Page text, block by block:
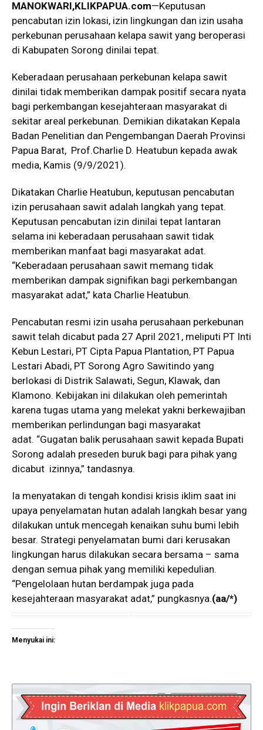
MANOKWARI,KLIKPAPUA.com—Keputusan
pencabutan izin lokasi, izin lingkungan dan izin usaha
perkebunan perusahaan kelapa sawit yang beroperasi
di Kabupaten Sorong dinilai tepat.
Keberadaan perusahaan perkebunan kelapa sawit
dinilai tidak memberikan dampak positif secara nyata
bagi perkembangan kesejahteraan masyarakat di
sekitar areal perkebunan. Demikian dikatakan Kepala
Badan Penelitian dan Pengembangan Daerah Provinsi
Papua Barat, Prof.Charlie D. Heatubun kepada awak
media, Kamis (9/9/2021).
Dikatakan Charlie Heatubun, keputusan pencabutan
izin perusahaan sawit adalah langkah yang tepat.
Keputusan pencabutan izin dinilai tepat lantaran
selama ini keberadaan perusahaan sawit tidak
memberikan manfaat bagi masyarakat adat.
“Keberadaan perusahaan sawit memang tidak
memberikan dampak signifikan bagi perkembangan
masyarakat adat,” kata Charlie Heatubun.
Pencabutan resmi izin usaha perusahaan perkebunan
sawit telah dicabut pada 27 April 2021, meliputi PT Inti
Kebun Lestari, PT Cipta Papua Plantation, PT Papua
Lestari Abadi, PT Sorong Agro Sawitindo yang
berlokasi di Distrik Salawati, Segun, Klawak, dan
Klamono. Kebijakan ini dilakukan oleh pemerintah
karena tugas utama yang melekat yakni berkewajiban
memberikan perlindungan bagi masyarakat
adat. “Gugatan balik perusahaan sawit kepada Bupati
Sorong adalah preseden buruk bagi para pihak yang
dicabut izinnya,” tandasnya.
Ia menyatakan di tengah kondisi krisis iklim saat ini
upaya penyelamatan hutan adalah langkah besar yang
dilakukan untuk mencegah kenaikan suhu bumi lebih
besar. Strategi penyelamatan bumi dari kerusakan
lingkungan harus dilakukan secara bersama – sama
dengan semua pihak yang memiliki kepedulian.
“Pengelolaan hutan berdampak juga pada
kesejahteraan masyarakat adat,” pungkasnya.(aa/*)
Menyukai ini: